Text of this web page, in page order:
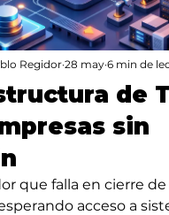
de
sin
Regidor 28 may 6 min de
que falla en cierre de
acceso a